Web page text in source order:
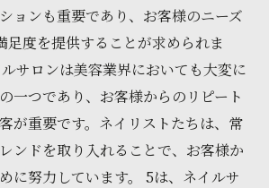
ョンも重要であり、お客様のニーズ
足度を提供することが求められま
サロンは美容業界においても大変に
一つであり、お客様からのリピート
が重要です。ネイリストたちは、常
ンドを取り入れることで、お客様か
に努力しています。 5は、ネイルサ